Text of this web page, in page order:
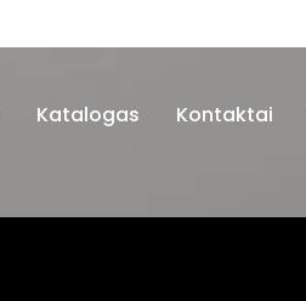
Katalogas Kontaktai